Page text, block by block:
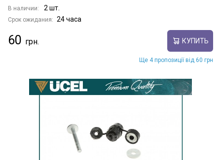
В наличии: 2 шт.
Срок ожидания: 24 часа
60 КУПИТЬ
Ще 4 пропозиції від 60 грн